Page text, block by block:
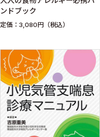
ンドブック
定価：3,080円（税込）